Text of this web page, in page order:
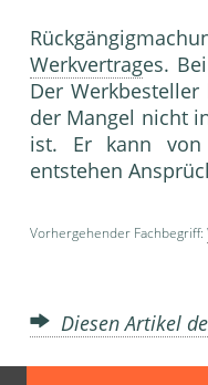
Werkvertrages.
Der
der Mangel nicht
ist. Er kann von
entstehen
Vorhergehender Fachbegriff:
Diesen Artikel